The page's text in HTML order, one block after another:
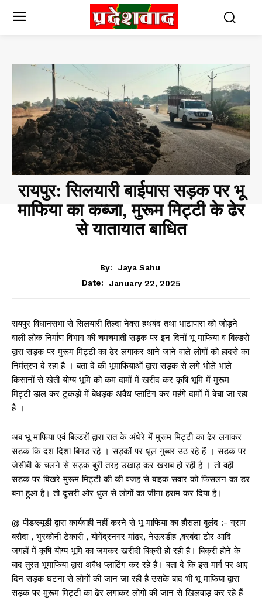
रायपुर: सिलयारी बाईपास सड़क पर भू
माफिया का कब्जा, मुरूम मिट्टी के ढेर
से यातायात बाधित
By:
Jaya Sahu
Date:
January 22, 2025
रायपुर विधानसभा से सिलयारी तिल्दा नेवरा हथबंद तथा भाटापारा को जोड़ने
वाली लोक निर्माण विभाग की चमचमाती सड़क पर इन दिनों भू माफिया व बिल्डरों
द्वारा सड़क पर मुरूम मिट्टी का ढेर लगाकर आने जाने वाले लोगों को हादसे का
निमंत्रण दे रहा है । बता दे की भूमाफियाओं द्वारा सड़क से लगे भोले भाले
किसानों से खेती योग्य भूमि को कम दामों में खरीद कर कृषि भूमि में मुरूम
मिट्टी डाल कर टुकड़ों में बेधड़क अवैध प्लाटिंग कर महंगे दामों में बेचा जा रहा
है ।
अब भू माफिया एवं बिल्डरों द्वारा रात के अंधेरे में मुरूम मिट्टी का ढेर लगाकर
सड़क कि दश दिशा बिगड़ रहे । सड़कों पर धूल गुब्बर उठ रहे हैं । सड़क पर
जेसीबी के चलने से सड़क बुरी तरह उखाड़ कर खराब हो रही है । तो वही
सड़क पर बिखरे मुरूम मिट्टी की की वजह से बाइक सवार को फिसलन का डर
बना हुआ है। तो दूसरी ओर धुल से लोगों का जीना हराम कर दिया है।
@ पीडब्ल्यूडी द्वारा कार्यवाही नहीं करने से भू माफिया का हौसला बुलंद :- ग्राम
बरौदा , भुरकोनी टेकारी , योगेंद्रनगर मांढर, नेऊरडीह ,बरबंदा टोर आदि
जगहों में कृषि योग्य भूमि का जमकर खरीदी बिक्री हो रही है। बिक्री होने के
बाद तुरंत भूमाफिया द्वारा अवैध प्लाटिंग कर रहे हैं। बता दे कि इस मार्ग पर आए
दिन सड़क घटना से लोगों की जान जा रही है उसके बाद भी भू माफिया द्वारा
सड़क पर मुरूम मिट्टी का ढेर लगाकर लोगों की जान से खिलवाड़ कर रहे हैं